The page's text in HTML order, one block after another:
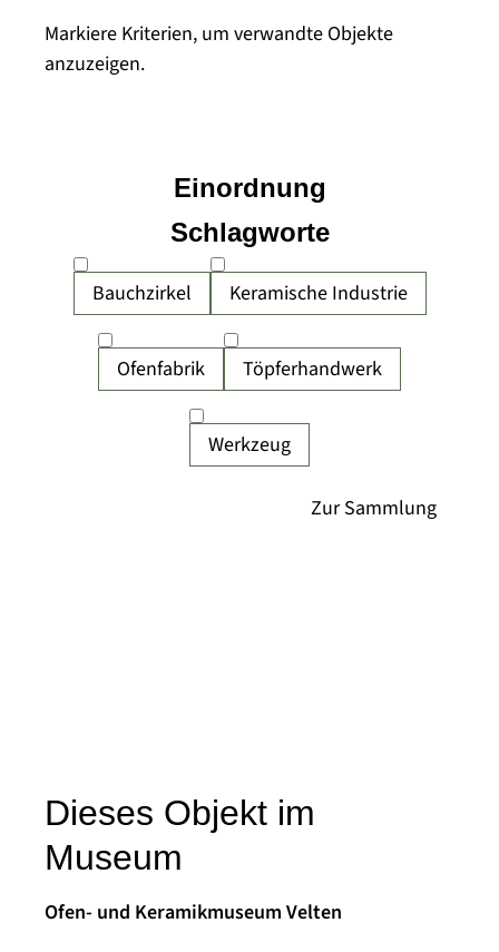
Markiere Kriterien, um verwandte Objekte
anzuzeigen.
Bauchzirkel Keramische Industrie
Ofenfabrik Töpferhandwerk
Werkzeug
Einordnung
Schlagworte
Dieses Objekt im
Museum
Ofen- und Keramikmuseum Velten